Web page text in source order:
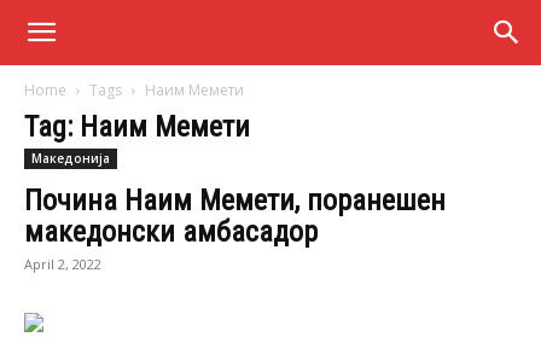
Home Tags Наим Мемети
Tag: Наим Мемети
Македонија
Почина Наим Мемети, поранешен
македонски амбасадор
April 2, 2022